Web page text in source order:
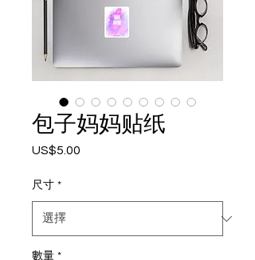
包子妈妈贴纸
US$5.00
尺寸 *
數量 *